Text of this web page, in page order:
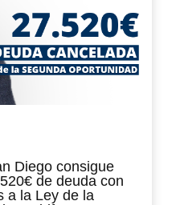
Diego consigue
de deuda con
a la Ley de la